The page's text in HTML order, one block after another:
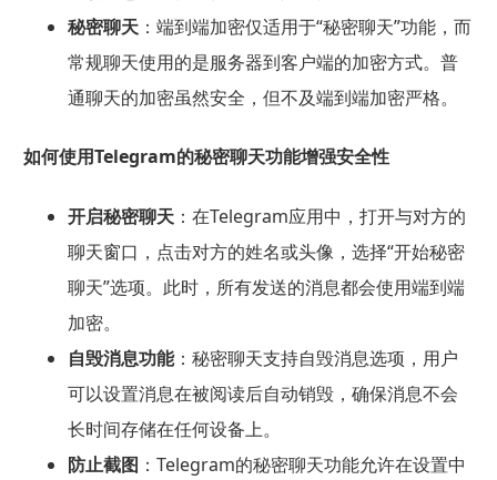
秘密聊天：端到端加密仅适用于“秘密聊天”功能，而
常规聊天使用的是服务器到客户端的加密方式。普
通聊天的加密虽然安全，但不及端到端加密严格。
如何使用Telegram的秘密聊天功能增强安全性
开启秘密聊天：在Telegram应用中，打开与对方的
聊天窗口，点击对方的姓名或头像，选择“开始秘密
聊天”选项。此时，所有发送的消息都会使用端到端
加密。
自毁消息功能：秘密聊天支持自毁消息选项，用户
可以设置消息在被阅读后自动销毁，确保消息不会
长时间存储在任何设备上。
防止截图 ：Telegram的秘密聊天功能允许在设置中